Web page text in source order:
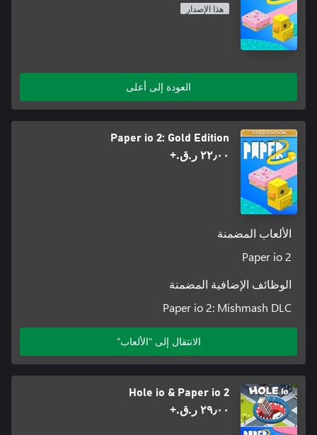
هذا الإصدار
العودة إلى أعلى
Paper io 2: Gold Edition
٢٢٫٠٠ ر.ق.‏+
الألعاب المضمنة
Paper io 2
الوظائف الإضافية المضمنة
Paper io 2: Mishmash DLC
الانتقال إلى "الألعاب"
Hole io & Paper io 2
٢٩٫٠٠ ر.ق.‏+